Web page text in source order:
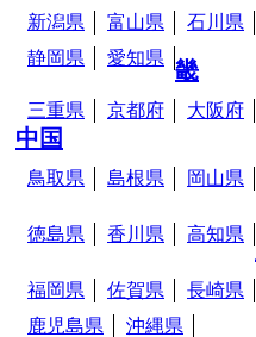
新潟県 富山県 石川県
静岡県
愛知県 畿
三重県 京都府 大阪府
中国
鳥取県 島根県 岡山県
徳島県 香川県 高知県
福岡県 佐賀県 長崎県
鹿児島県
沖縄県